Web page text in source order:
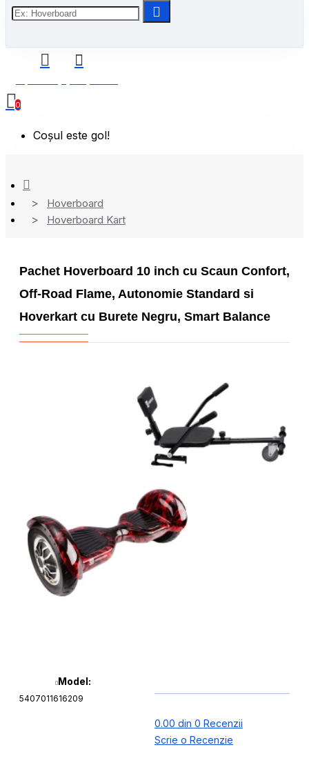
0
Coșul este gol!
Hoverboard
Hoverboard Kart
Pachet Hoverboard 10 inch cu Scaun Confort,
Off-Road Flame, Autonomie Standard si
Hoverkart cu Burete Negru, Smart Balance
Model:
5407011616209
0.00 din 0 Recenzii
Scrie o Recenzie